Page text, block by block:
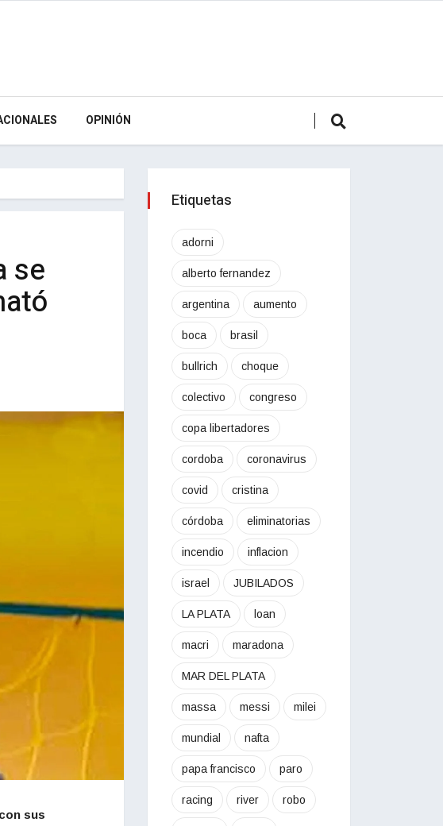
OPINIÓN
se
sus
Etiquetas
adorni
alberto fernandez
argentina aumento
boca brasil
bullrich choque
colectivo congreso
copa libertadores
cordoba coronavirus
covid cristina
córdoba eliminatorias
incendio inflacion
israel JUBILADOS
LA PLATA loan
macri maradona
MAR DEL PLATA
massa messi milei
mundial nafta
papa francisco paro
racing river robo